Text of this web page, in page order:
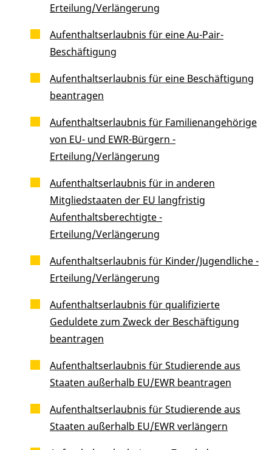
Erteilung/Verlängerung
Aufenthaltserlaubnis für eine Au-Pair-
Beschäftigung
Aufenthaltserlaubnis für eine Beschäftigung
beantragen
Aufenthaltserlaubnis für Familienangehörige
von EU- und EWR-Bürgern -
Erteilung/Verlängerung
Aufenthaltserlaubnis für in anderen
Mitgliedstaaten der EU langfristig
Aufenthaltsberechtigte -
Erteilung/Verlängerung
Aufenthaltserlaubnis für Kinder/Jugendliche -
Erteilung/Verlängerung
Aufenthaltserlaubnis für qualifizierte
Geduldete zum Zweck der Beschäftigung
beantragen
Aufenthaltserlaubnis für Studierende aus
Staaten außerhalb EU/EWR beantragen
Aufenthaltserlaubnis für Studierende aus
Staaten außerhalb EU/EWR verlängern